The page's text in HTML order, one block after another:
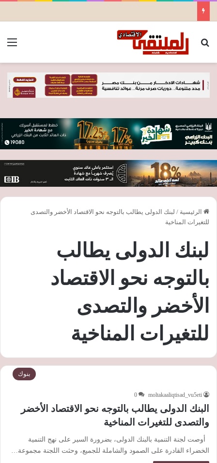
بحث عن
الرئيسية / لبنك الدولى يطالب بالتوجه نحو الاقتصاد الأخضر والتصدى
للتغيرات المناخية
لبنك الدولى يطالب
بالتوجه نحو الاقتصاد
الأخضر والتصدى
للتغيرات المناخية
بنوك
moltakaaliqtisad_vu5eti
0
البنك الدولى يطالب بالتوجه نحو الاقتصاد الأخضر
والتصدى للتغيرات المناخية
أوصت لجنة التنمية بالبنك الدولى، بضرورة السير على نهج التنمية
الخضراء القادرة على الصمود والشاملة للجميع، وحثت اللجنة مجموعة…